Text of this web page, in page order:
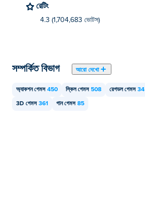
রেটিং
4.3 (1,704,683 ভোটস)
সম্পর্কিত বিভাগ আরো দেখো
অ্যাকশন গেমস 450 স্কিল গেমস 508 রেগডল গেমস 34
3D গেমস 361 গান গেমস 85